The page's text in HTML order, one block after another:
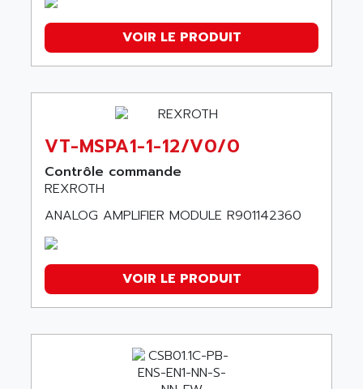
VOIR LE PRODUIT
VT-MSPA1-1-12/V0/0
Contrôle commande
REXROTH
ANALOG AMPLIFIER MODULE R901142360
VOIR LE PRODUIT